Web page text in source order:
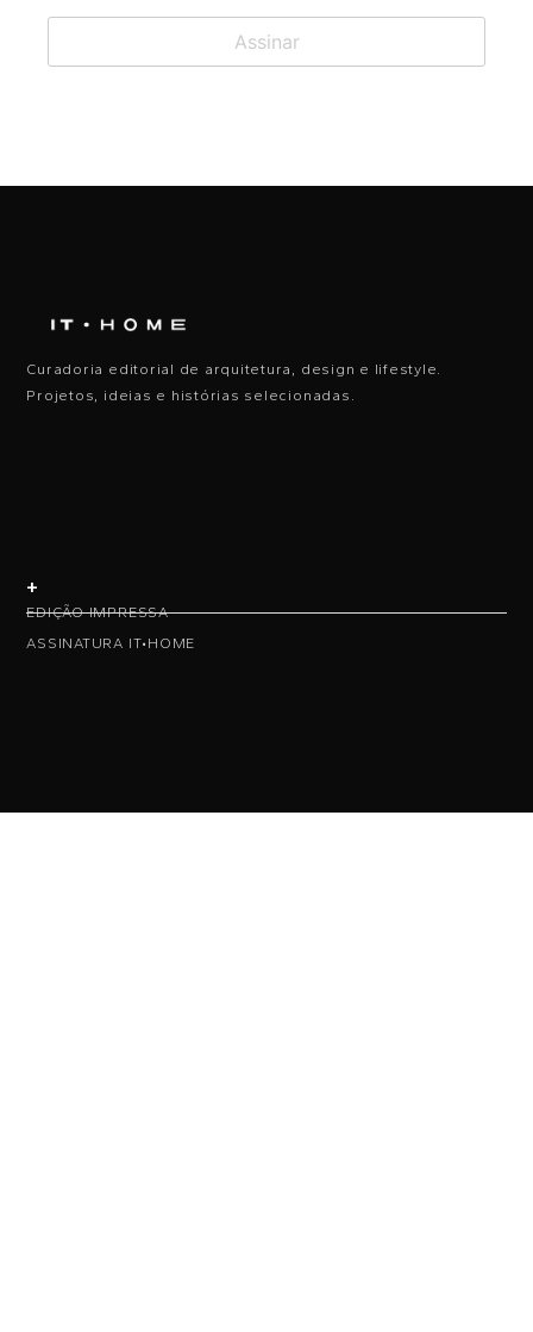
Curadoria editorial de arquitetura, design e lifestyle.
Projetos, ideias e histórias selecionadas.
+
EDIÇÃO IMPRESSA
ASSINATURA IT•HOME
• NAS REDES •